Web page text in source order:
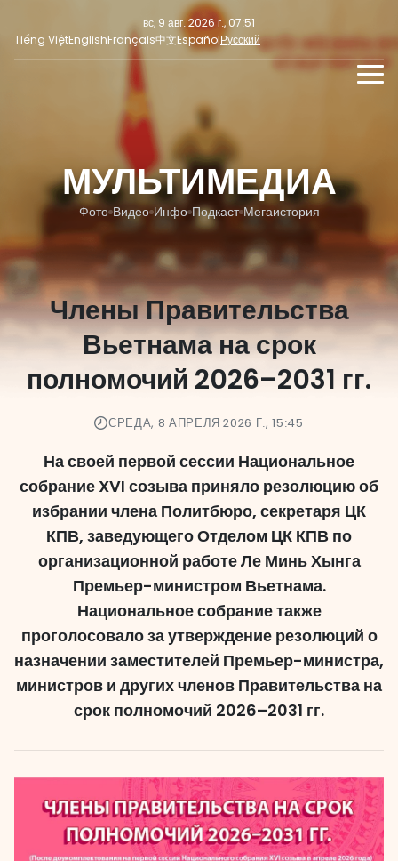
вс, 9 авг. 2026 г., 07:51
Tiếng ViệtEnglishFrançais中文EspañolРусский
Последние новости
Фокус внимания
Мнение
МУЛЬТИМЕДИА
СОЦИАЛЬНЫЕ НОВОСТИ
ПРЕСС-РЕЛИЗ
МУЛЬТИМЕДИА
Фото Видео Инфо Подкаст Мегаистория
Члены Правительства
Вьетнама на срок
полномочий 2026–2031 гг.
СРЕДА, 8 АПРЕЛЯ 2026 Г., 15:45
На своей первой сессии Национальное
собрание XVI созыва приняло резолюцию об
избрании члена Политбюро, секретаря ЦК
КПВ, заведующего Отделом ЦК КПВ по
организационной работе Ле Минь Хынга
Премьер-министром Вьетнама.
Национальное собрание также
проголосовало за утверждение резолюций о
назначении заместителей Премьер-министра,
министров и других членов Правительства на
срок полномочий 2026–2031 гг.